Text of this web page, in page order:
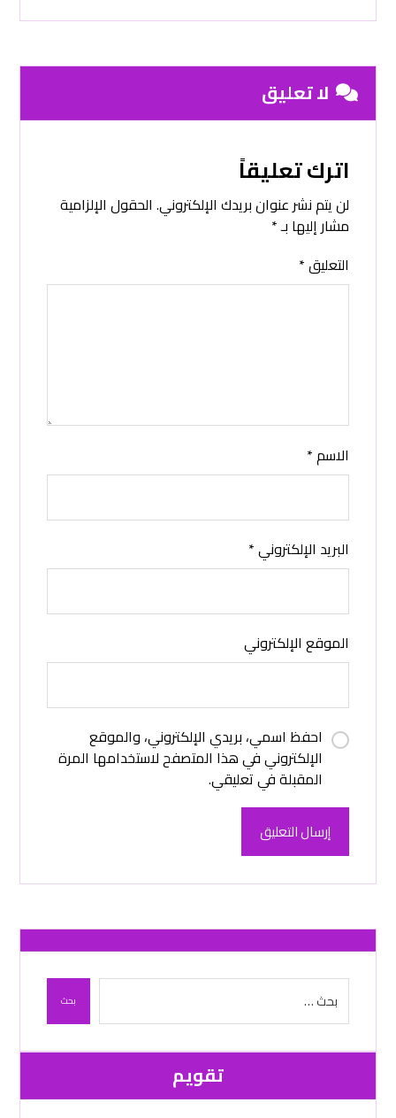
لا تعليق
اترك تعليقاً
لن يتم نشر عنوان بريدك الإلكتروني. الحقول الإلزامية
مشار إليها بـ*
التعليق*
الاسم*
البريد الإلكتروني*
الموقع الإلكتروني
احفظ اسمي، بريدي الإلكتروني، والموقع
الإلكتروني في هذا المتصفح لاستخدامها المرة
المقبلة في تعليقي.
إرسال التعليق
بحث
تقویم